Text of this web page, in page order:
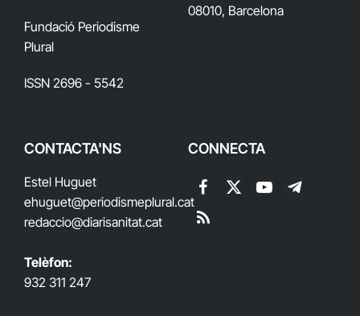
Fundació Periodisme
Plural
ISSN 2696 - 5542
08010, Barcelona
CONTACTA'NS
Estel Huguet
ehuguet@periodismeplural.cat
redaccio@diarisanitat.cat
Telèfon:
932 311 247
CONNECTA
Facebook
X
YouTubeTelegram
RSS